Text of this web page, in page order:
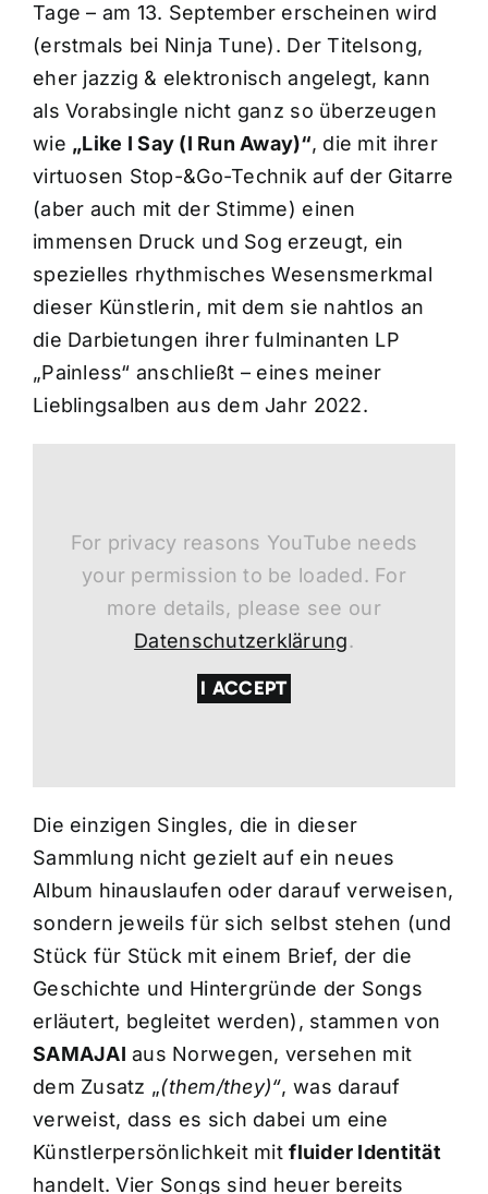
Tage – am 13. September erscheinen wird
(erstmals bei Ninja Tune). Der Titelsong,
eher jazzig & elektronisch angelegt, kann
als Vorabsingle nicht ganz so überzeugen
wie „Like I Say (I Run Away)“, die mit ihrer
virtuosen Stop-&Go-Technik auf der Gitarre
(aber auch mit der Stimme) einen
immensen Druck und Sog erzeugt, ein
spezielles rhythmisches Wesensmerkmal
dieser Künstlerin, mit dem sie nahtlos an
die Darbietungen ihrer fulminanten LP
„Painless“ anschließt – eines meiner
Lieblingsalben aus dem Jahr 2022.
For privacy reasons YouTube needs
your permission to be loaded. For
more details, please see our
Datenschutzerklärung.
I ACCEPT
Die einzigen Singles, die in dieser
Sammlung nicht gezielt auf ein neues
Album hinauslaufen oder darauf verweisen,
sondern jeweils für sich selbst stehen (und
Stück für Stück mit einem Brief, der die
Geschichte und Hintergründe der Songs
erläutert, begleitet werden), stammen von
SAMAJAI aus Norwegen, versehen mit
dem Zusatz „(them/they)“, was darauf
verweist, dass es sich dabei um eine
Künstlerpersönlichkeit mitfluider Identität
handelt. Vier Songs sind heuer bereits